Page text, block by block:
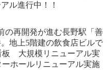
ル進行中！！
の再開発が進む長野駅「善
地上5階建の飲食店ビルで
板 大規模リニューアル実
ホールリニューアル実施